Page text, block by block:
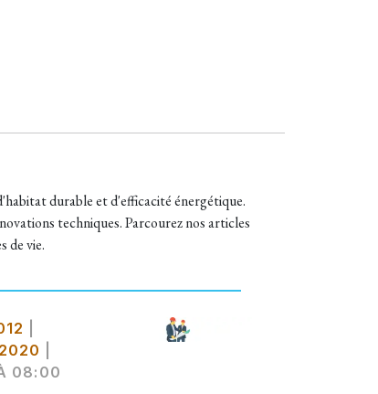
durable et d'efficacité énergétique.
techniques. Parcourez nos articles
de vie.
08:00